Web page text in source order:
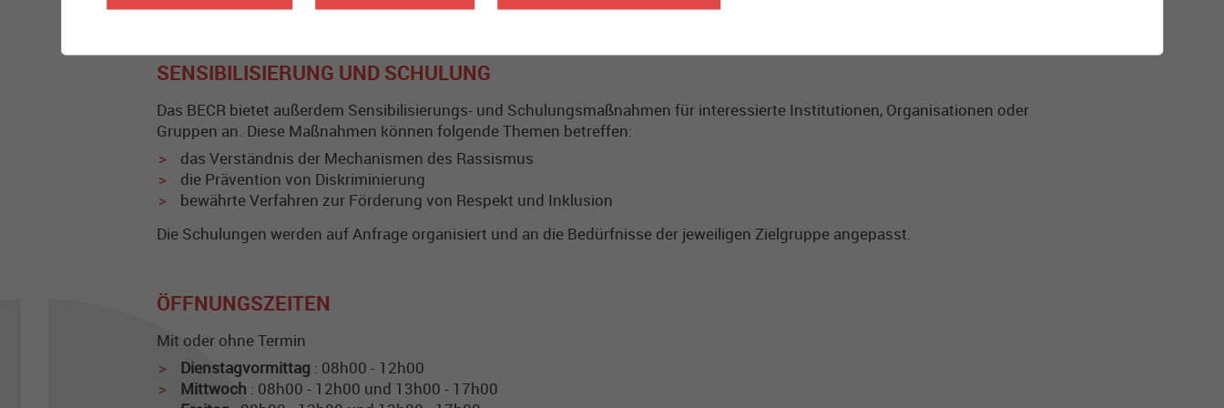
SENSIBILISIERUNG UND SCHULUNG
Das BECR bietet außerdem Sensibilisierungs- und Schulungsmaßnahmen für interessierte Institutionen, Organisationen oder
Gruppen an. Diese Maßnahmen können folgende Themen betreffen:
das Verständnis der Mechanismen des Rassismus
die Prävention von Diskriminierung
bewährte Verfahren zur Förderung von Respekt und Inklusion
Die Schulungen werden auf Anfrage organisiert und an die Bedürfnisse der jeweiligen Zielgruppe angepasst.
ÖFFNUNGSZEITEN
Mit oder ohne Termin
Dienstagvormittag : 08h00 - 12h00
Mittwoch : 08h00 - 12h00 und 13h00 - 17h00